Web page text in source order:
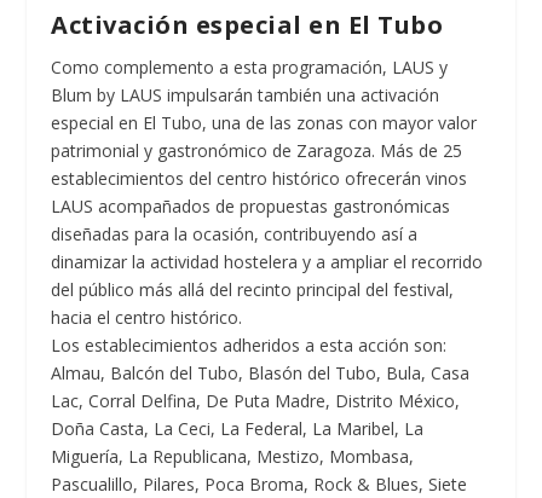
Activación especial en El Tubo
Como complemento a esta programación, LAUS y
Blum by LAUS impulsarán también una activación
especial en El Tubo, una de las zonas con mayor valor
patrimonial y gastronómico de Zaragoza. Más de 25
establecimientos del centro histórico ofrecerán vinos
LAUS acompañados de propuestas gastronómicas
diseñadas para la ocasión, contribuyendo así a
dinamizar la actividad hostelera y a ampliar el recorrido
del público más allá del recinto principal del festival,
hacia el centro histórico.
Los establecimientos adheridos a esta acción son:
Almau, Balcón del Tubo, Blasón del Tubo, Bula, Casa
Lac, Corral Delfina, De Puta Madre, Distrito México,
Doña Casta, La Ceci, La Federal, La Maribel, La
Miguería, La Republicana, Mestizo, Mombasa,
Pascualillo, Pilares, Poca Broma, Rock & Blues, Siete